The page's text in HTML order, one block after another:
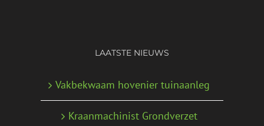
LAATSTE NIEUWS
Vakbekwaam hovenier tuinaanleg
Kraanmachinist Grondverzet